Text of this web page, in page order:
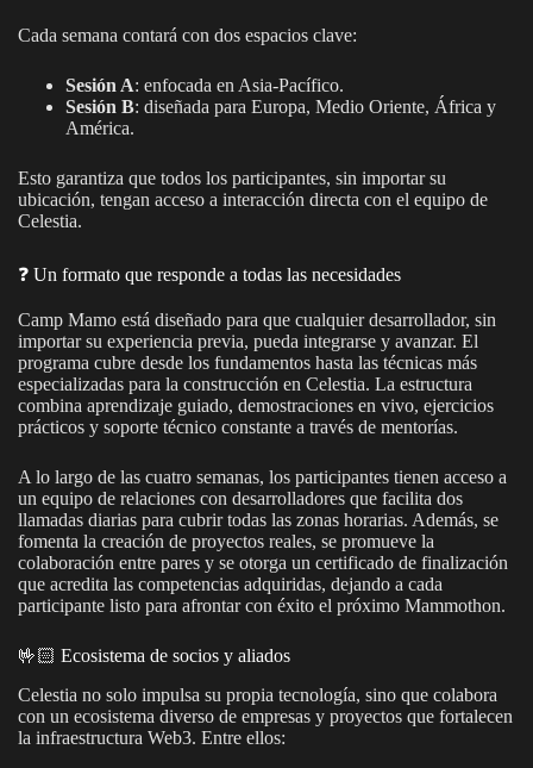
Cada semana contará con dos espacios clave:
Sesión A: enfocada en Asia-Pacífico.
Sesión B: diseñada para Europa, Medio Oriente, África y
América.
Esto garantiza que todos los participantes, sin importar su
ubicación, tengan acceso a interacción directa con el equipo de
Celestia.
❓ Un formato que responde a todas las necesidades
Camp Mamo está diseñado para que cualquier desarrollador, sin
importar su experiencia previa, pueda integrarse y avanzar. El
programa cubre desde los fundamentos hasta las técnicas más
especializadas para la construcción en Celestia. La estructura
combina aprendizaje guiado, demostraciones en vivo, ejercicios
prácticos y soporte técnico constante a través de mentorías.
A lo largo de las cuatro semanas, los participantes tienen acceso a
un equipo de relaciones con desarrolladores que facilita dos
llamadas diarias para cubrir todas las zonas horarias. Además, se
fomenta la creación de proyectos reales, se promueve la
colaboración entre pares y se otorga un certificado de finalización
que acredita las competencias adquiridas, dejando a cada
participante listo para afrontar con éxito el próximo Mammothon.
🤟🏻 Ecosistema de socios y aliados
Celestia no solo impulsa su propia tecnología, sino que colabora
con un ecosistema diverso de empresas y proyectos que fortalecen
la infraestructura Web3. Entre ellos: